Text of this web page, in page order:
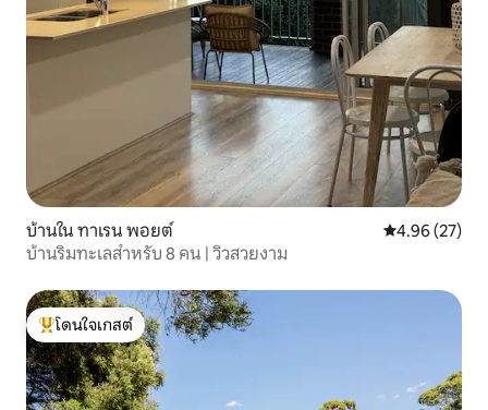
บ้านใน ทาเรน พอยต์ คะแนนเฉลี่ย
4.96 (27)
บ้านริมทะเลสำหรับ 8 คน | วิวสวยงาม
โดนใจเกสต์ที่สุด
โดนใจเกสต์